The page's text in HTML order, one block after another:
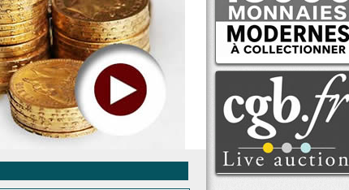
E-auction n°695
Voir tous les lots
Clôture : lundi 10 août
2026 à partir de 14:00
(Paris)